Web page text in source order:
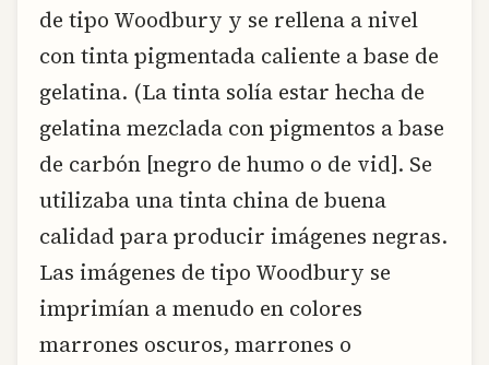
de tipo Woodbury y se rellena a nivel
con tinta pigmentada caliente a base de
gelatina. (La tinta solía estar hecha de
gelatina mezclada con pigmentos a base
de carbón [negro de humo o de vid]. Se
utilizaba una tinta china de buena
calidad para producir imágenes negras.
Las imágenes de tipo Woodbury se
imprimían a menudo en colores
marrones oscuros, marrones o